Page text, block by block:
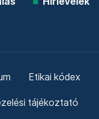
Etikai kódex
tájékoztató